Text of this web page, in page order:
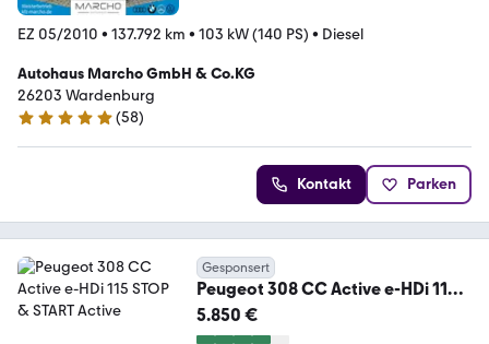
EZ 05/2010 • 137.792 km • 103 kW (140 PS) • Diesel
Autohaus Marcho GmbH & Co.KG
26203 Wardenburg
5 Sterne
(58)
Kontakt Parken
Gesponsert
Peugeot 308 CC Active e-HDi 115
STOP & START Active
5.850 €